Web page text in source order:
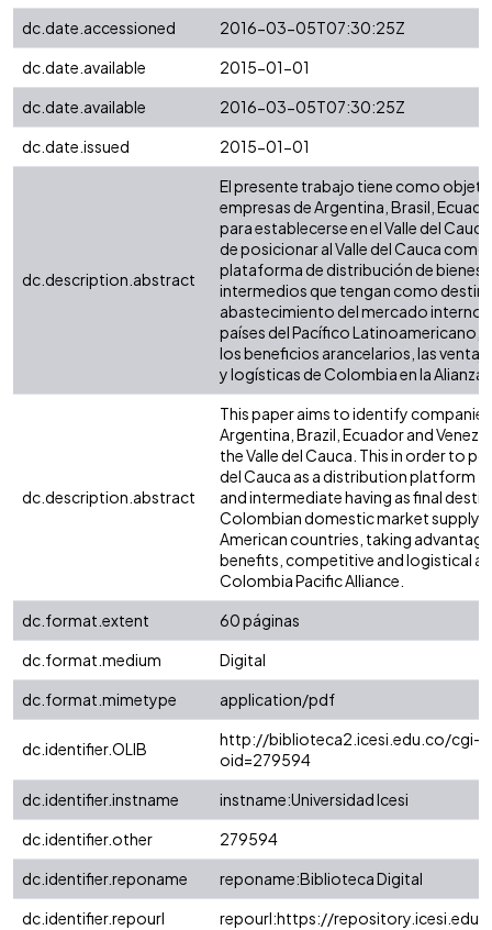
dc.date.accessioned
2016-03-05T07:30:25Z
dc.date.available
2015-01-01
dc.date.available
2016-03-05T07:30:25Z
dc.date.issued
2015-01-01
dc.description.abstract
El presente trabajo tiene como
empresas de Argentina, Brasil,
para establecerse en el Valle del
de posicionar al Valle del Cauca como
plataforma de distribución de bienes
intermedios que tengan como
abastecimiento del mercado interno
países del Pacífico Latinoamericano,
los beneficios arancelarios, las
y logísticas de Colombia en la Alianza
dc.description.abstract
This paper aims to identify
Argentina, Brazil, Ecuador and
the Valle del Cauca. This in order to
del Cauca as a distribution platform
and intermediate having as final
Colombian domestic market supply
American countries, taking
benefits, competitive and logistical
Colombia Pacific Alliance.
dc.format.extent
60 páginas
dc.format.medium
Digital
dc.format.mimetype
application/pdf
dc.identifier.OLIB
http://biblioteca2.icesi.edu.co/cgi-
oid=279594
dc.identifier.instname
instname:Universidad Icesi
dc.identifier.other
279594
dc.identifier.reponame
reponame:Biblioteca Digital
dc.identifier.repourl
repourl:https://